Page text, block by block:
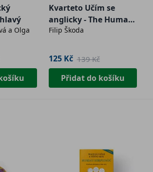
a Olga
Kvarteto Učím se
anglicky - The Human
Body
Filip Škoda
125 Kč 139 Kč
Přidat do košíku